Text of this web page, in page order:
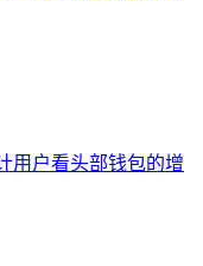
用户看头部钱包的增